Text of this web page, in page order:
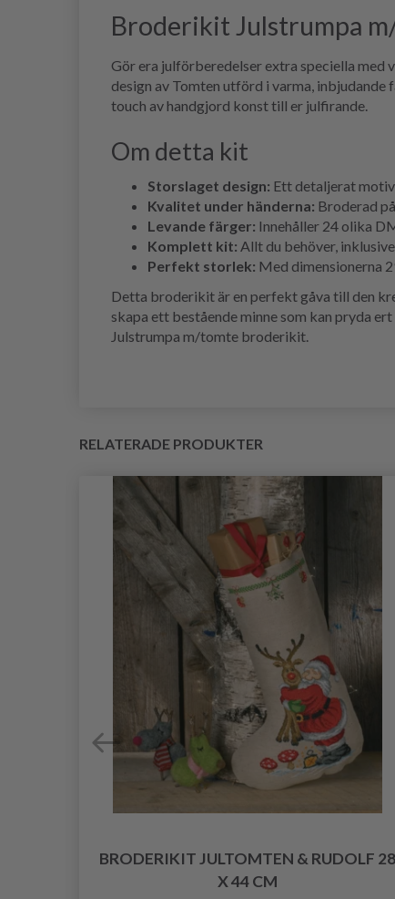
Broderikit Julstrumpa
Gör era julförberedelser extra speciella
design av Tomten utförd i varma,
touch av handgjord konst till er julfirande.
Om detta kit
Storslaget design: Ett detaljerat
Kvalitet under händerna: Broderad
Levande färger: Innehåller 24 olika
Komplett kit: Allt du behöver,
Perfekt storlek: Med dimensionerna
Detta broderikit är en perfekt gåva till den
skapa ett bestående minne som kan pryda
Julstrumpa m/tomte broderikit.
RELATERADE PRODUKTER
BRODERIKIT JULTOMTEN & RUDOLF 28
X 44 CM